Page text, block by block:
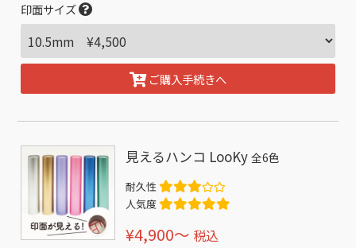
印面サイズ
ご購入手続きへ
見えるハンコ LooKy全6色
耐久性
人気度
¥4,900〜 税込